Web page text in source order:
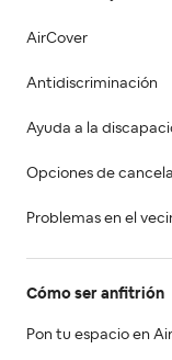
AirCover
Antidiscriminación
Ayuda a la
Opciones de
Problemas en el
Cómo ser anfitrión
Pon tu espacio en